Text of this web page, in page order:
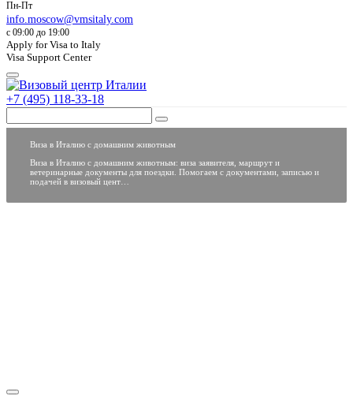
Пн-Пт
info.moscow@vmsitaly.com
c 09:00 до 19:00
Apply for Visa to Italy
Visa Support Center
+7 (495) 118-33-18
Виза в Италию с домашним животным
Виза в Италию с домашним животным: виза заявителя, маршрут и
ветеринарные документы для поездки. Помогаем с документами, записью и
подачей в визовый цент…